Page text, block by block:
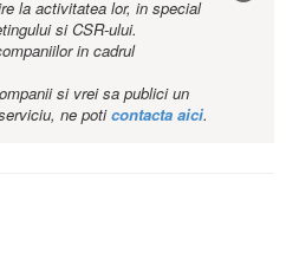
la activitatea lor, in special
si CSR-ului.
in cadrul
si vrei sa publici un
ne poticontacta aici.